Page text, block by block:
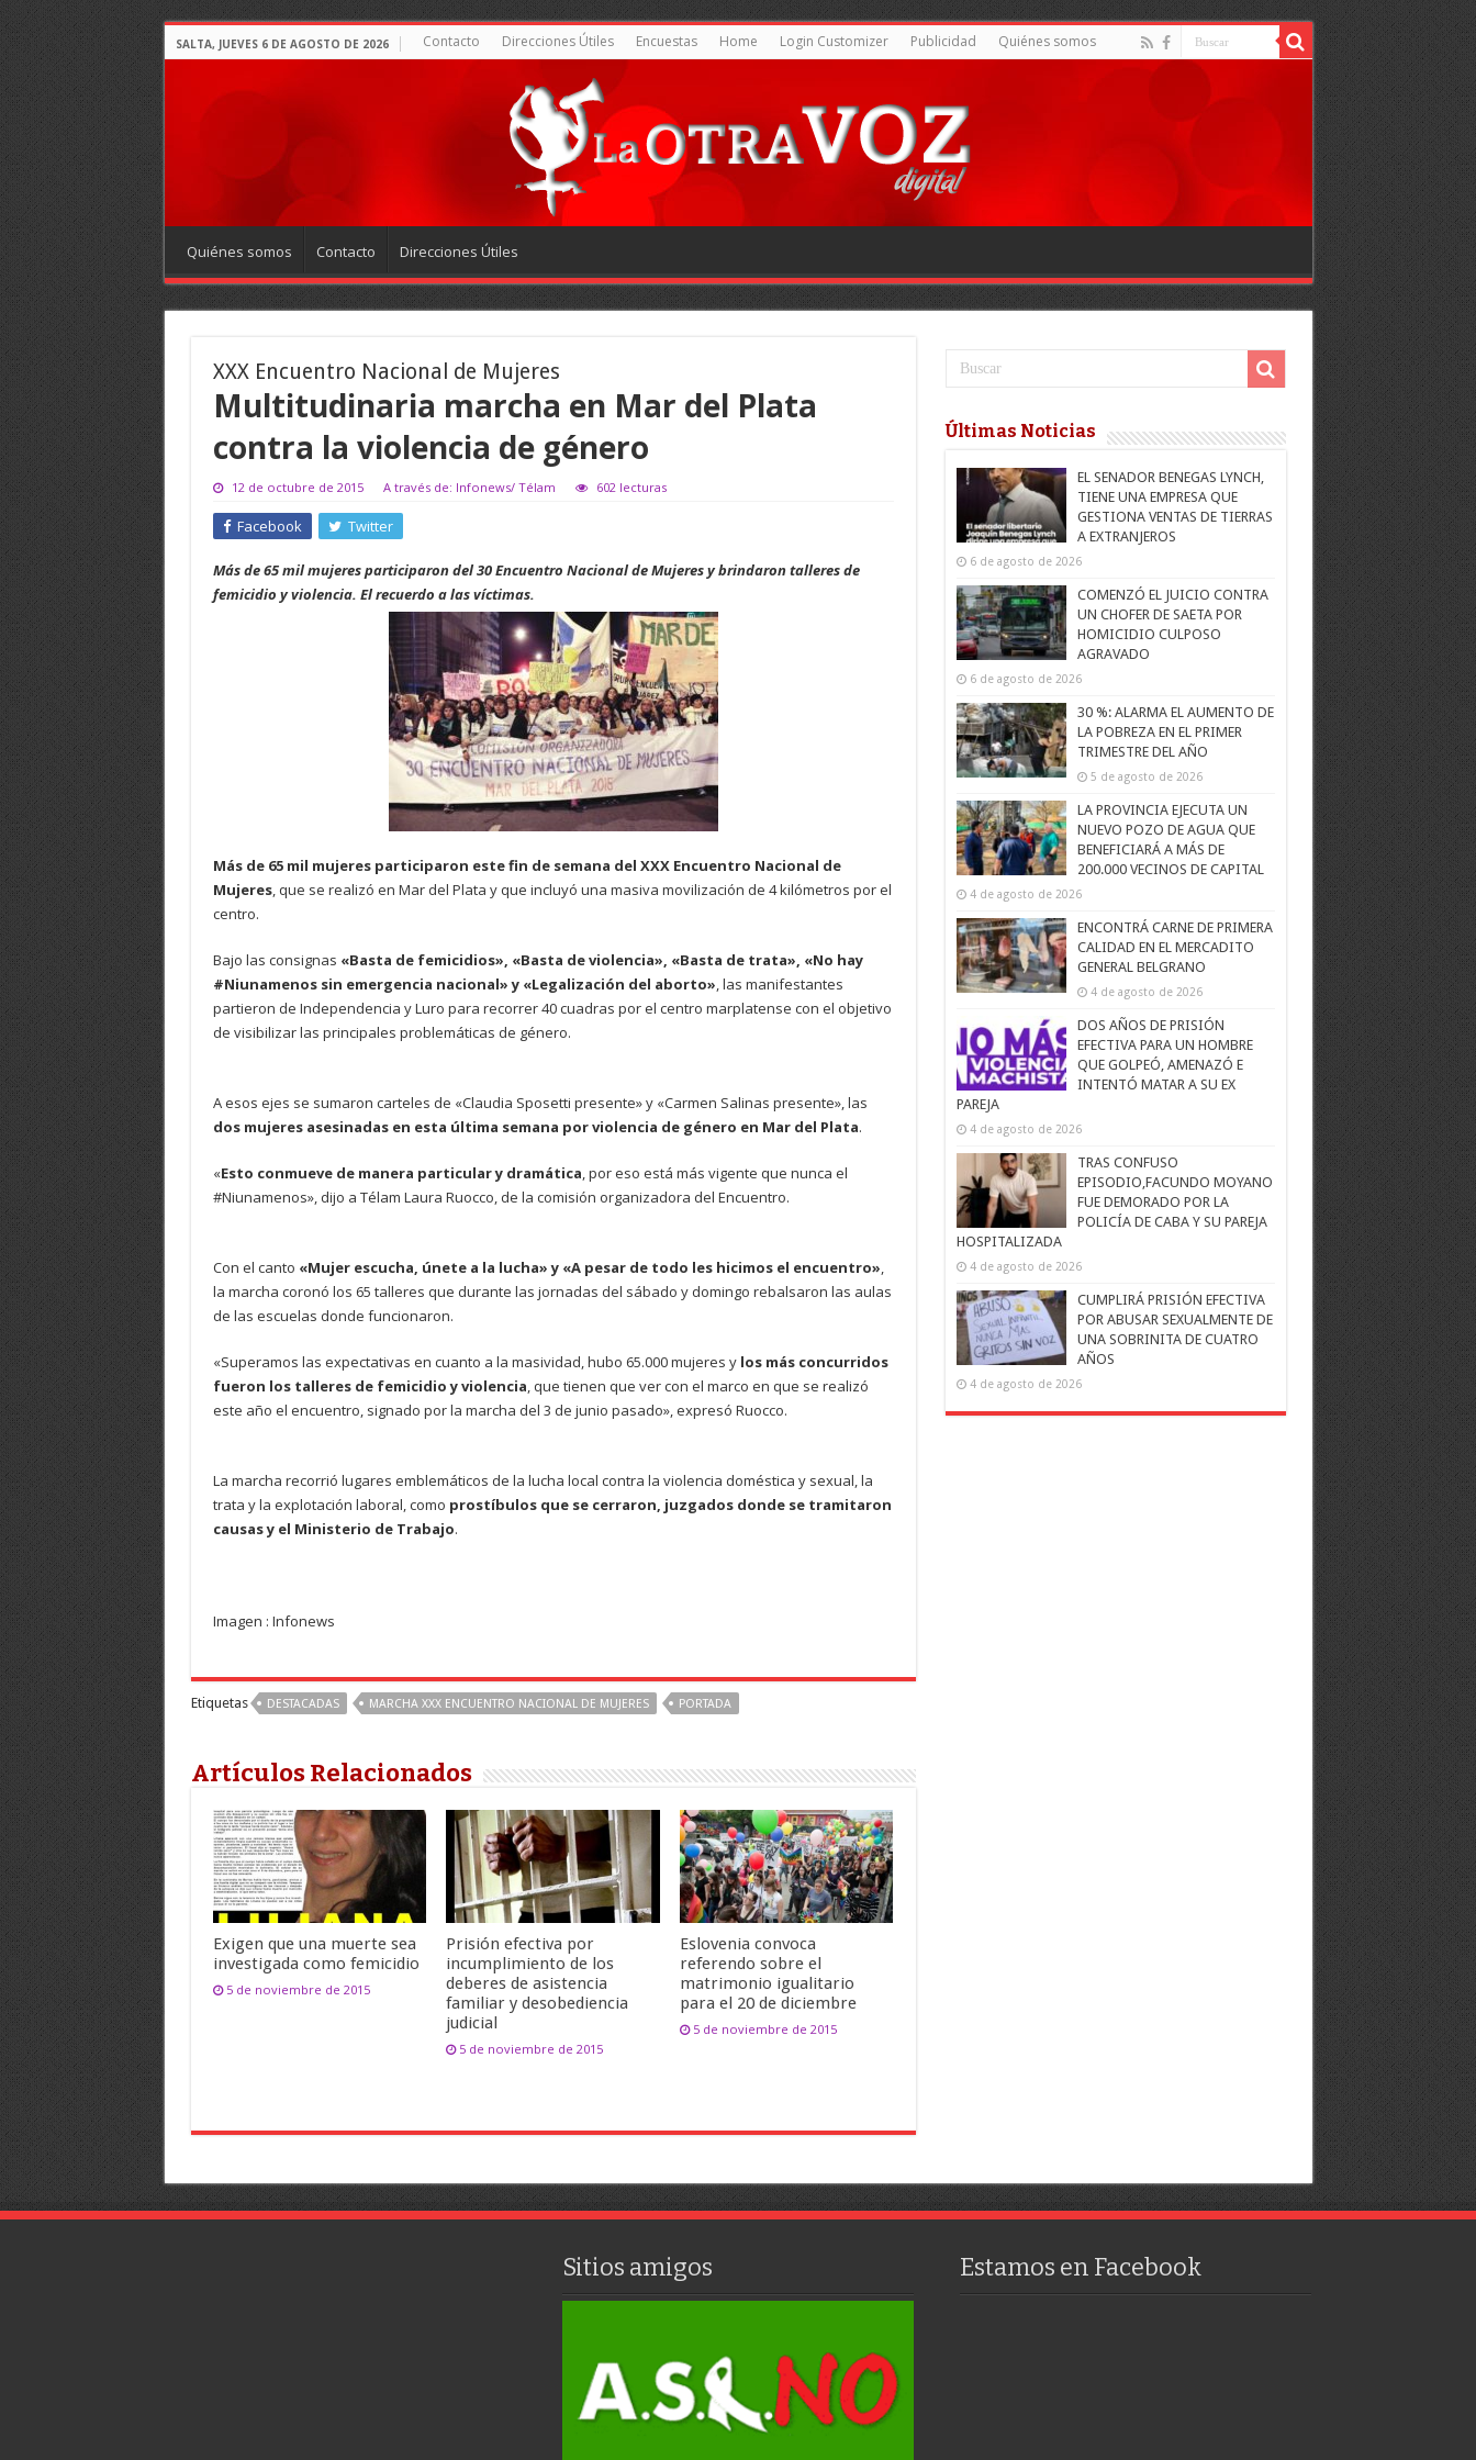
SALTA, JUEVES 6 DE AGOSTO DE 2026 Contacto Direcciones Útiles Encuestas Home Login Customizer Publicidad Quiénes somos
Quiénes somos Contacto Direcciones Útiles
XXX Encuentro Nacional de Mujeres
Multitudinaria marcha en Mar del Plata
contra la violencia de género
12 de octubre de 2015 A través de: Infonews/ Télam 602 lecturas
Facebook Twitter
Más de 65 mil mujeres participaron del 30 Encuentro Nacional de Mujeres y brindaron talleres de
femicidio y violencia. El recuerdo a las víctimas.
Más de 65 mil mujeres participaron este fin de semana del XXX Encuentro Nacional de
Mujeres, que se realizó en Mar del Plata y que incluyó una masiva movilización de 4 kilómetros por el
centro.
Bajo las consignas «Basta de femicidios», «Basta de violencia», «Basta de trata», «No hay
#Niunamenos sin emergencia nacional» y «Legalización del aborto», las manifestantes
partieron de Independencia y Luro para recorrer 40 cuadras por el centro marplatense con el objetivo
de visibilizar las principales problemáticas de género.
A esos ejes se sumaron carteles de «Claudia Sposetti presente» y «Carmen Salinas presente», las
dos mujeres asesinadas en esta última semana por violencia de género en Mar del Plata.
«Esto conmueve de manera particular y dramática, por eso está más vigente que nunca el
#Niunamenos», dijo a Télam Laura Ruocco, de la comisión organizadora del Encuentro.
Con el canto «Mujer escucha, únete a la lucha» y «A pesar de todo les hicimos el encuentro»,
la marcha coronó los 65 talleres que durante las jornadas del sábado y domingo rebalsaron las aulas
de las escuelas donde funcionaron.
«Superamos las expectativas en cuanto a la masividad, hubo 65.000 mujeres y los más concurridos
fueron los talleres de femicidio y violencia, que tienen que ver con el marco en que se realizó
este año el encuentro, signado por la marcha del 3 de junio pasado», expresó Ruocco.
La marcha recorrió lugares emblemáticos de la lucha local contra la violencia doméstica y sexual, la
trata y la explotación laboral, como prostíbulos que se cerraron, juzgados donde se tramitaron
causas y el Ministerio de Trabajo.
Imagen : Infonews
Etiquetas DESTACADAS MARCHA XXX ENCUENTRO NACIONAL DE MUJERES PORTADA
Artículos Relacionados
Exigen que una muerte sea
investigada como femicidio
5 de noviembre de 2015
Prisión efectiva por
incumplimiento de los
deberes de asistencia
familiar y desobediencia
judicial
5 de noviembre de 2015
Eslovenia convoca
referendo sobre el
matrimonio igualitario
para el 20 de diciembre
5 de noviembre de 2015
Últimas Noticias
EL SENADOR BENEGAS LYNCH,
TIENE UNA EMPRESA QUE
GESTIONA VENTAS DE TIERRAS
A EXTRANJEROS
6 de agosto de 2026
COMENZÓ EL JUICIO CONTRA
UN CHOFER DE SAETA POR
HOMICIDIO CULPOSO
AGRAVADO
6 de agosto de 2026
30 %: ALARMA EL AUMENTO DE
LA POBREZA EN EL PRIMER
TRIMESTRE DEL AÑO
5 de agosto de 2026
LA PROVINCIA EJECUTA UN
NUEVO POZO DE AGUA QUE
BENEFICIARÁ A MÁS DE
200.000 VECINOS DE CAPITAL
4 de agosto de 2026
ENCONTRÁ CARNE DE PRIMERA
CALIDAD EN EL MERCADITO
GENERAL BELGRANO
4 de agosto de 2026
DOS AÑOS DE PRISIÓN
EFECTIVA PARA UN HOMBRE
QUE GOLPEÓ, AMENAZÓ E
INTENTÓ MATAR A SU EX
PAREJA
4 de agosto de 2026
TRAS CONFUSO
EPISODIO,FACUNDO MOYANO
FUE DEMORADO POR LA
POLICÍA DE CABA Y SU PAREJA
HOSPITALIZADA
4 de agosto de 2026
CUMPLIRÁ PRISIÓN EFECTIVA
POR ABUSAR SEXUALMENTE DE
UNA SOBRINITA DE CUATRO
AÑOS
4 de agosto de 2026
Sitios amigos Estamos en Facebook